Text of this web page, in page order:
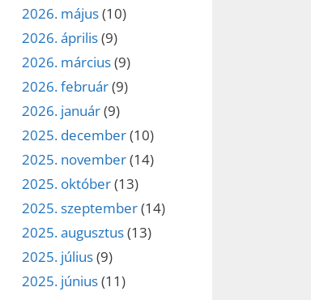
2026. május(10)
2026. április(9)
2026. március(9)
2026. február(9)
2026. január(9)
2025. december(10)
2025. november(14)
2025. október(13)
2025. szeptember(14)
2025. augusztus(13)
2025. július(9)
2025. június(11)